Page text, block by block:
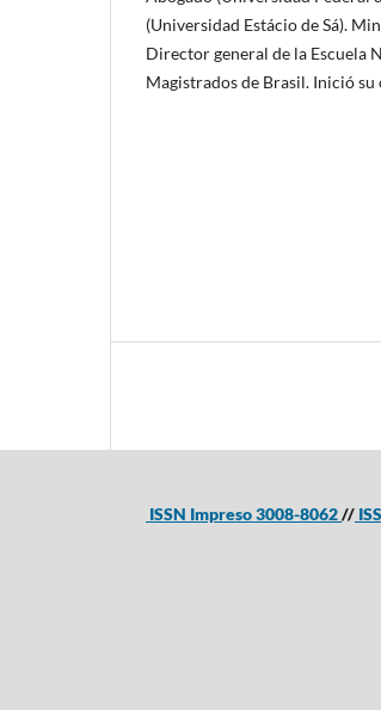
(Universidad Estácio de Sá).
Director general de la Escuela
Magistrados de Brasil. Inició
ISSN Impreso 3008-8062//